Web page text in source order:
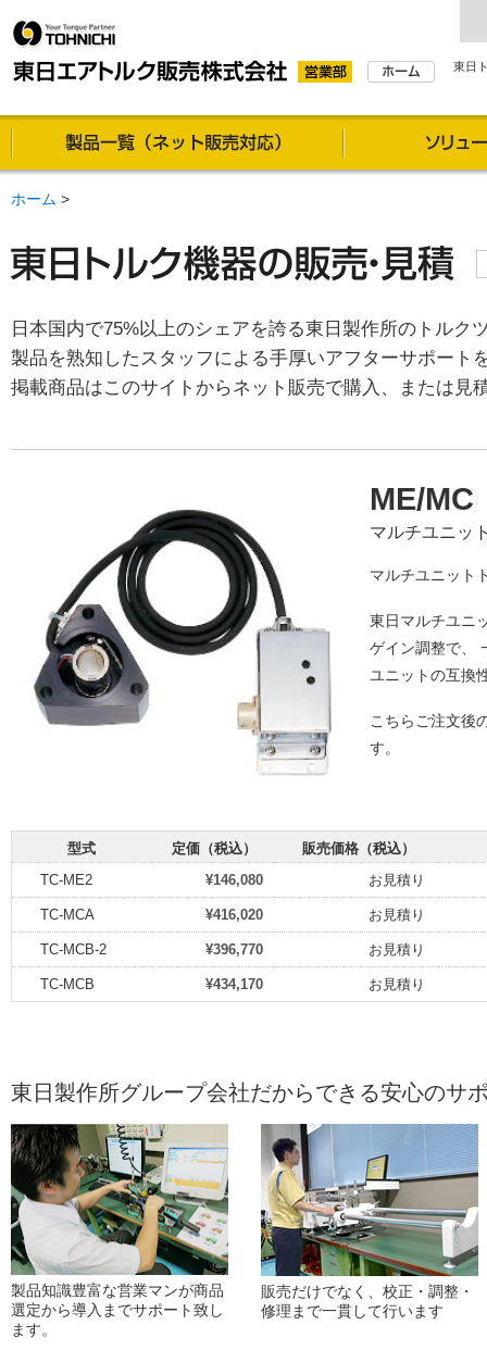
東日
製品一覧（通信販売
ホーム >
日本国内で75%以上のシェアを誇る東日製作所のトルク
製品を熟知したスタッフによる手厚いアフターサポート
掲載商品はこのサイトからネット販売で購入、または見
ME/MC
マルチユニッ
マルチユニット
東日マルチユニ
ゲイン調整で、
ユニットの互換
こちらご注文後
す。
型式 定価（税込）
販売価格（税込）
TC-ME2
¥146,080 お見積り
TC-MCA ¥416,020 お見積り
TC-MCB-2 ¥396,770 お見積り
TC-MCB ¥434,170 お見積り
東日製作所グループ会社だからできる安心のサ
製品知識豊富な営業マンが商品
選定から導入までサポート致し
ます。
販売だけでなく、校正・調整・
修理まで一貫して行います